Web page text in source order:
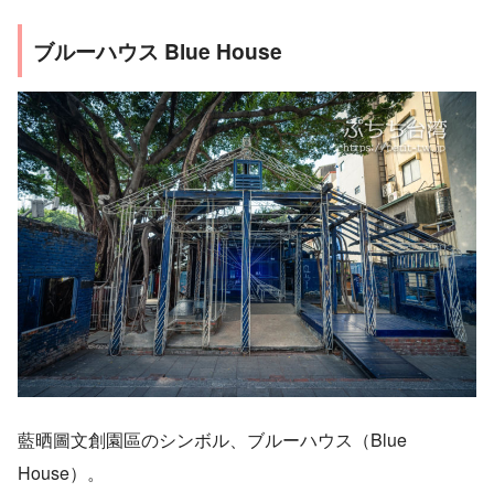
ブルーハウス Blue House
藍晒圖文創園區のシンボル、ブルーハウス（Blue
House）。